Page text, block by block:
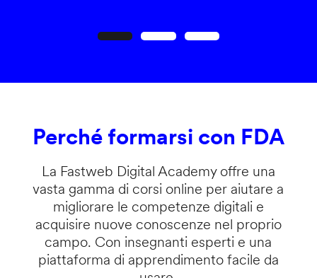
Perché formarsi con FDA
La Fastweb Digital Academy offre una
vasta gamma di corsi online per aiutare a
migliorare le competenze digitali e
acquisire nuove conoscenze nel proprio
campo. Con insegnanti esperti e una
piattaforma di apprendimento facile da